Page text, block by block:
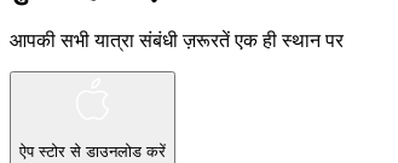
आपकी सभी यात्रा संबंधी ज़रूरतें एक ही स्थान पर
ऐप स्टोर से डाउनलोड करें